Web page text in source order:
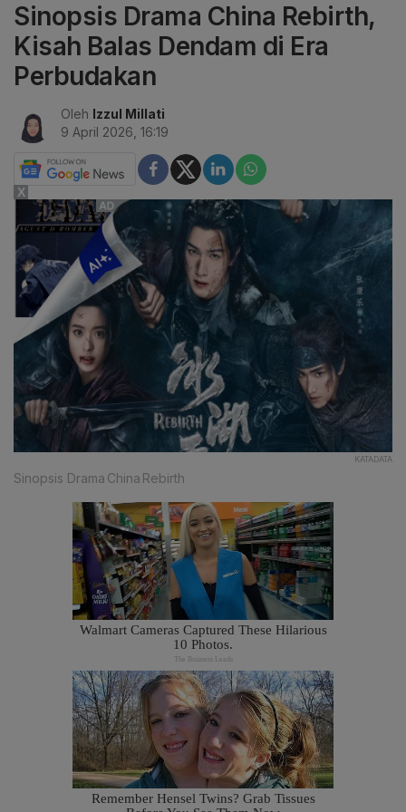
Sinopsis Drama China Rebirth,
Kisah Balas Dendam di Era
Perbudakan
Oleh Izzul Millati
9 April 2026, 16:19
KATADATA
Sinopsis Drama China Rebirth
X